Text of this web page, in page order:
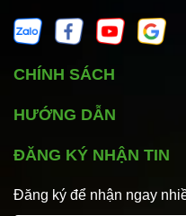
CHÍNH SÁCH
HƯỚNG DẪN
ĐĂNG KÝ NHẬN TIN
Đăng ký để nhận ngay